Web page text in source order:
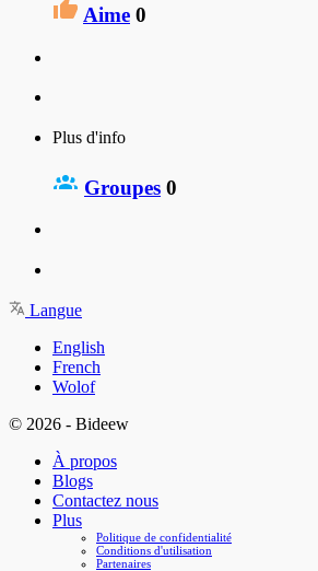
Aime 0
Plus d'info
Groupes 0
Langue
English
French
Wolof
© 2026 - Bideew
À propos
Blogs
Contactez nous
Plus
Politique de confidentialité
Conditions d'utilisation
Partenaires